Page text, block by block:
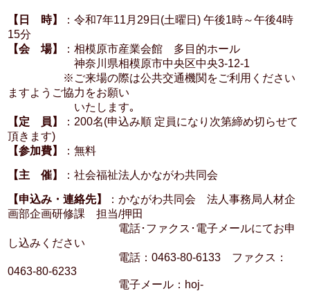
【日 時】
：令和7年11月29日(土曜日) 午後1時～午後4時
15分
【会 場】
：相模原市産業会館 多目的ホール
神奈川県相模原市中央区中央3-12-1
※ご来場の際は公共交通機関をご利用ください
ますようご協力をお願い
いたします｡
【定 員】
：200名(申込み順 定員になり次第締め切らせて
頂きます)
【参加費】
：無料
【主 催】 ：社会福祉法人かながわ共同会
【申込み・連絡先】
：かながわ共同会 法人事務局人材企
画部企画研修課 担当/押田
電話･ファクス･電子メールにてお申
し込みください
電話：0463-80-6133 ファクス：
0463-80-6233
電子メール：hoj-